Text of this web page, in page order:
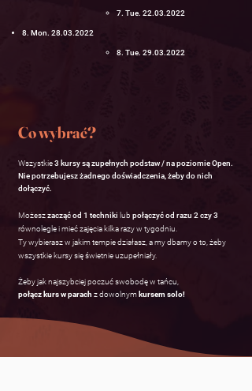
7. Tue. 22.03.2022
8. Mon. 28.03.2022
8. Tue. 29.03.2022
Co wybrać?
Wszystkie3 kursy są zupełnych podstaw / na poziomie Open.
Nie potrzebujesz żadnego doświadczenia, żeby do nich
dołączyć.
Możeszzacząć od 1 techniki lub połączyć od razu 2 czy 3
równolegle i mieć zajęcia kilka razy w tygodniu.
Ty wybierasz w jakim tempie działasz, a my dbamy o to, żeby
wszystkie kursy się świetnie uzupełniały.
Żeby jak najszybciej poczuć swobodę w tańcu,
połącz kurs w parach z dowolnym kursem solo!